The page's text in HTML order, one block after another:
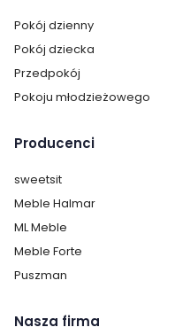
Pokój dzienny
Pokój dziecka
Przedpokój
Pokoju młodzieżowego
Producenci
sweetsit
Meble Halmar
ML Meble
Meble Forte
Puszman
Nasza firma